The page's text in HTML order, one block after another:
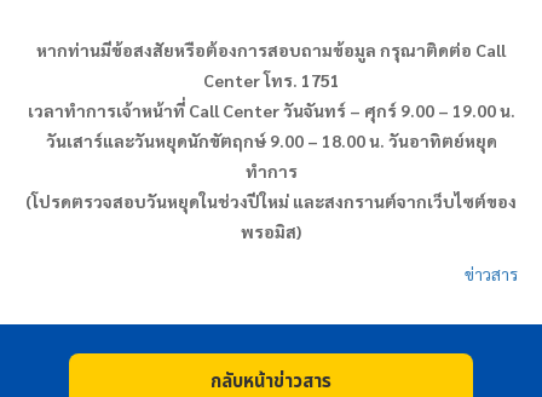
หากท่านมีข้อสงสัยหรือต้องการสอบถามข้อมูล กรุณาติดต่อ Call
Center โทร. 1751
เวลาทำการเจ้าหน้าที่ Call Center วันจันทร์ – ศุกร์ 9.00 – 19.00 น.
วันเสาร์และวันหยุดนักขัตฤกษ์ 9.00 – 18.00 น. วันอาทิตย์หยุด
ทำการ
(โปรดตรวจสอบวันหยุดในช่วงปีใหม่ และสงกรานต์จากเว็บไซต์ของ
พรอมิส)
ข่าวสาร
กลับหน้าข่าวสาร